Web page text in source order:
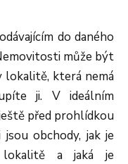
do daného
může být
lokalitě, která nemá
ji. V ideálním
před prohlídkou
obchody, jak je
a jaká je